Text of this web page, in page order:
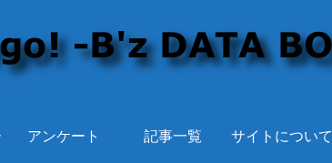
アンケート 記事一覧 サイトについて